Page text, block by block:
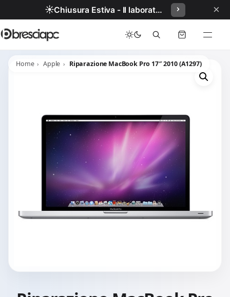
☀️ Chiusura Estiva - Il laboratorio resterà chiuso per ferie dal 29/06/2026 al 05/07/2026 compresi. ×
Home Apple Riparazione MacBook Pro 17″ 2010 (A1297)